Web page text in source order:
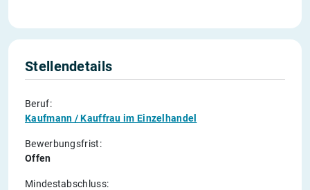
Stellendetails
Beruf:
Kaufmann / Kauffrau im Einzelhandel
Bewerbungsfrist:
Offen
Mindestabschluss: